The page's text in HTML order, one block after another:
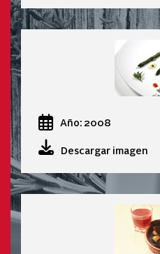
Año: 2008
Descargar imagen